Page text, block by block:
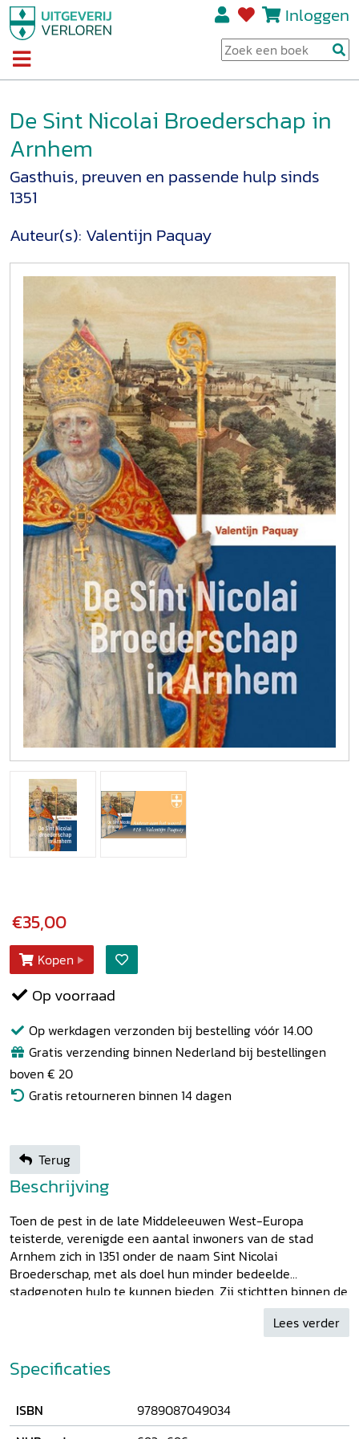
Inloggen
De Sint Nicolai Broederschap in
Arnhem
Gasthuis, preuven en passende hulp sinds
1351
Auteur(s): Valentijn Paquay
€35,00
Kopen
Op voorraad
Op werkdagen verzonden bij bestelling vóór 14.00
Gratis verzending binnen Nederland bij bestellingen
boven € 20
Gratis retourneren binnen 14 dagen
Terug
Beschrijving
Toen de pest in de late Middeleeuwen West-Europa
teisterde, verenigde een aantal inwoners van de stad
Arnhem zich in 1351 onder de naam Sint Nicolai
Broederschap, met als doel hun minder bedeelde
stadgenoten hulp te kunnen bieden. Zij stichtten binnen de
stadsmuren een gasthuis. Circa 1500 werden de activiteiten
verlegd naar een nieuw complex op de hoek van de
de St. Nicolaaskerk, verrees. Gedurende de zestiende eeuw
verlegden de Broeders hun aandacht naar externe
steun aan degenen die dat voor hun levensonderhoud
nodig hadden. Ook nadat de overheid in de twintigste eeuw
Lees verder
Specificaties
ISBN
9789087049034